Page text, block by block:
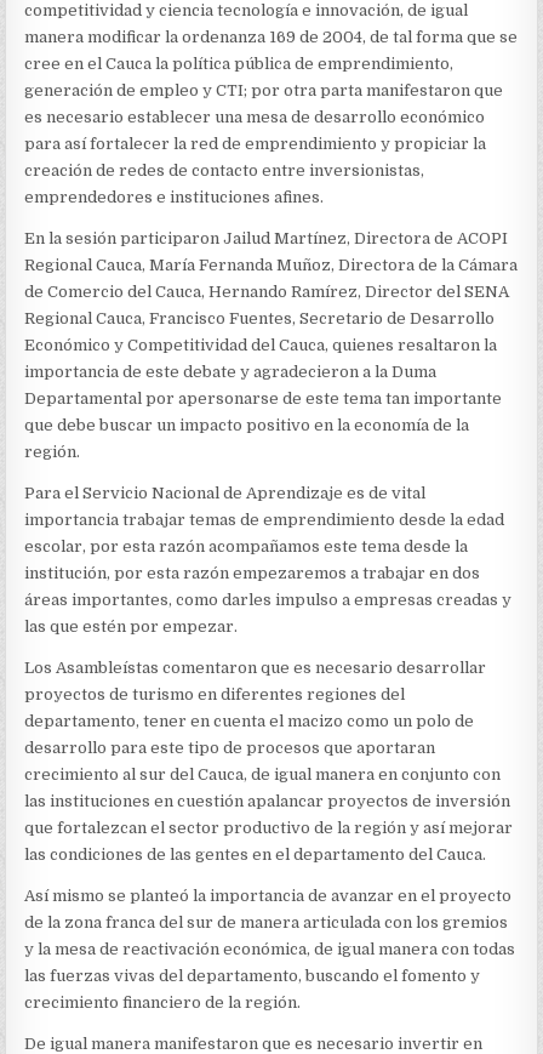
competitividad y ciencia tecnología e innovación, de igual
manera modificar la ordenanza 169 de 2004, de tal forma que se
cree en el Cauca la política pública de emprendimiento,
generación de empleo y CTI; por otra parta manifestaron que
es necesario establecer una mesa de desarrollo económico
para así fortalecer la red de emprendimiento y propiciar la
creación de redes de contacto entre inversionistas,
emprendedores e instituciones afines.
En la sesión participaron Jailud Martínez, Directora de ACOPI
Regional Cauca, María Fernanda Muñoz, Directora de la Cámara
de Comercio del Cauca, Hernando Ramírez, Director del SENA
Regional Cauca, Francisco Fuentes, Secretario de Desarrollo
Económico y Competitividad del Cauca, quienes resaltaron la
importancia de este debate y agradecieron a la Duma
Departamental por apersonarse de este tema tan importante
que debe buscar un impacto positivo en la economía de la
región.
Para el Servicio Nacional de Aprendizaje es de vital
importancia trabajar temas de emprendimiento desde la edad
escolar, por esta razón acompañamos este tema desde la
institución, por esta razón empezaremos a trabajar en dos
áreas importantes, como darles impulso a empresas creadas y
las que estén por empezar.
Los Asambleístas comentaron que es necesario desarrollar
proyectos de turismo en diferentes regiones del
departamento, tener en cuenta el macizo como un polo de
desarrollo para este tipo de procesos que aportaran
crecimiento al sur del Cauca, de igual manera en conjunto con
las instituciones en cuestión apalancar proyectos de inversión
que fortalezcan el sector productivo de la región y así mejorar
las condiciones de las gentes en el departamento del Cauca.
Así mismo se planteó la importancia de avanzar en el proyecto
de la zona franca del sur de manera articulada con los gremios
y la mesa de reactivación económica, de igual manera con todas
las fuerzas vivas del departamento, buscando el fomento y
crecimiento financiero de la región.
De igual manera manifestaron que es necesario invertir en